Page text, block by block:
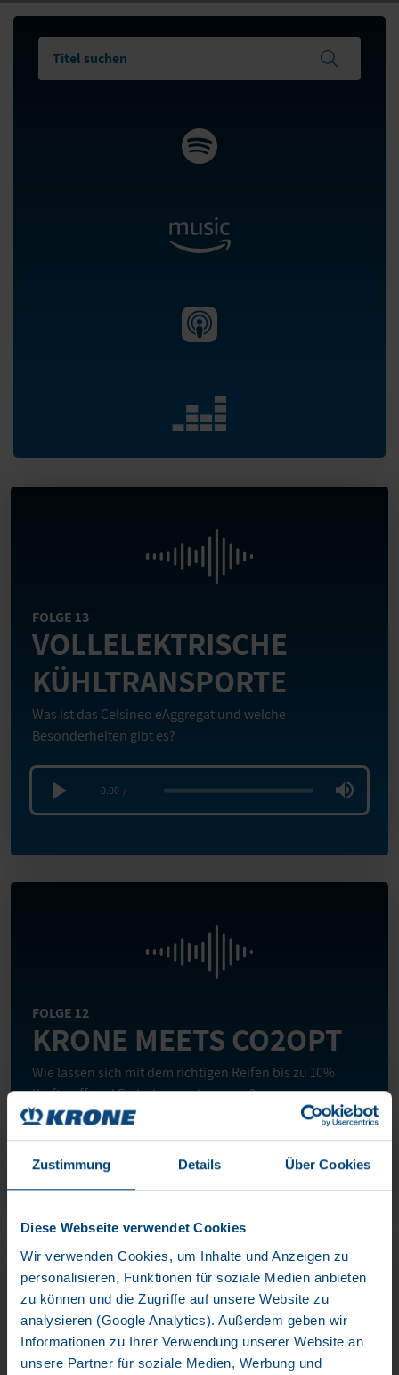
Zustimmung Details Über Cookies
Diese Webseite verwendet Cookies
Wir verwenden Cookies, um Inhalte und Anzeigen zu
personalisieren, Funktionen für soziale Medien anbieten
zu können und die Zugriffe auf unsere Website zu
analysieren (Google Analytics). Außerdem geben wir
Informationen zu Ihrer Verwendung unserer Website an
unsere Partner für soziale Medien, Werbung und
FOLGE 13
VOLLELEKTRISCHE
KÜHLTRANSPORTE
Was ist das Celsineo eAggregat und welche
Besonderheiten gibt es?
0:00 /
FOLGE 12
KRONE MEETS CO2OPT
Wie lassen sich mit dem richtigen Reifen bis zu 10%
Kraftstoff und Emissionen einsparen?
FOLGE 11